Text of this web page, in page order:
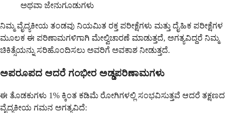
ಅಥವಾ ಜೇನುಗೂಡುಗಳು
ನಿಮ್ಮ ವೈದ್ಯಕೀಯ ತಂಡವು ನಿಯಮಿತ ರಕ್ತ ಪರೀಕ್ಷೆಗಳು ಮತ್ತು ದೈಹಿಕ ಪರೀಕ್ಷೆಗಳ
ಮೂಲಕ ಈ ಪರಿಣಾಮಗಳಿಗಾಗಿ ಮೇಲ್ವಿಚಾರಣೆ ಮಾಡುತ್ತದೆ, ಅಗತ್ಯವಿದ್ದರೆ ನಿಮ್ಮ
ಚಿಕಿತ್ಸೆಯನ್ನು ಸರಿಹೊಂದಿಸಲು ಅವರಿಗೆ ಅವಕಾಶ ನೀಡುತ್ತದೆ.
ಅಪರೂಪದ ಆದರೆ ಗಂಭೀರ ಅಡ್ಡಪರಿಣಾಮಗಳು
ಈ ತೊಡಕುಗಳು 1% ಕ್ಕಿಂತ ಕಡಿಮೆ ರೋಗಿಗಳಲ್ಲಿ ಸಂಭವಿಸುತ್ತವೆ ಆದರೆ ತಕ್ಷಣದ
ವೈದ್ಯಕೀಯ ಗಮನ ಅಗತ್ಯವಿದೆ: